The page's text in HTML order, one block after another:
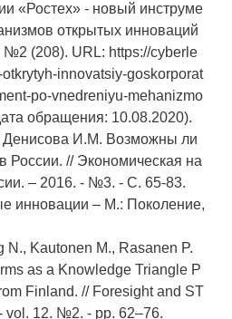
«Ростех» - новый инструме
открытых инноваций
(208). URL: https://cyberle
innovatsiy-goskorporat
po-vnedreniyu-mehanizmo
обращения: 10.08.2020).
И.М. Возможны ли
России. // Экономическая на
– 2016. - №3. - С. 65-83.
инновации – М.: Поколение,
N., Kautonen M., Rasanen P.
as a Knowledge Triangle P
Finland. // Foresight and ST
vol. 12. №2. - pp. 62–76.